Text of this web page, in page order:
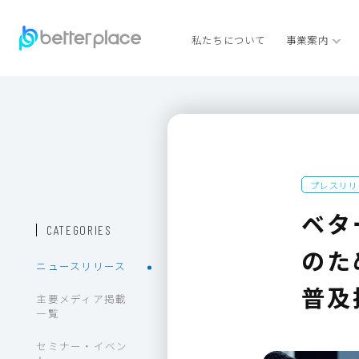
私たちについて 事業案内
CATEGORIES
ニュースリリース
主要メディア掲載
一覧
セミナー・イベン
プレスリ
ベ
の
普